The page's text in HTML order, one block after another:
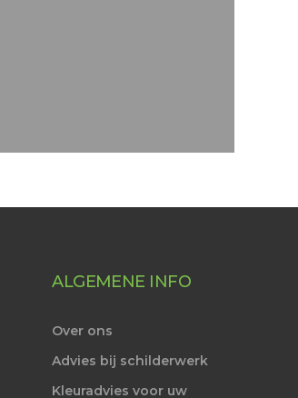
ALGEMENE INFO
Over ons
Advies bij schilderwerk
Kleuradvies voor uw